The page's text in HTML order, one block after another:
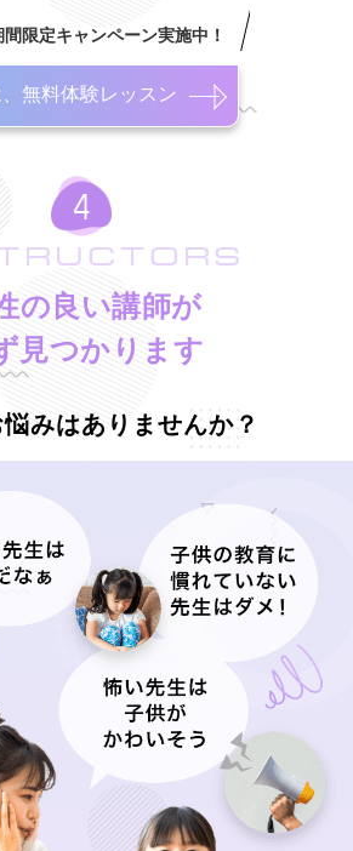
限定キャンペーン実施中！
、無料体験レッスン
の良い講師が
見つかります
みはありませんか？